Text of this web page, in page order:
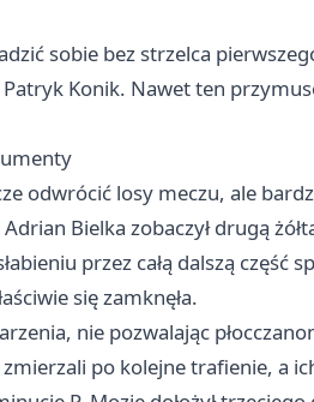
sobie bez strzelca
Konik. Nawet ten
odwrócić losy meczu, ale
Bielka zobaczył drugą
przez całą dalszą część
się zamknęła.
nie pozwalając
po kolejne trafienie, a